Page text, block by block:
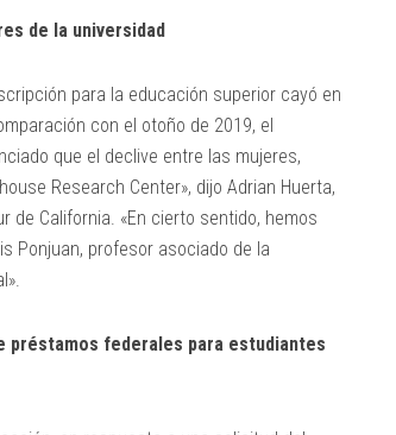
de la universidad
para la educación superior cayó en
con el otoño de 2019, el
que el declive entre las mujeres,
Research Center», dijo Adrian Huerta,
de California. «En cierto sentido, hemos
Ponjuan, profesor asociado de la
préstamos federales para estudiantes